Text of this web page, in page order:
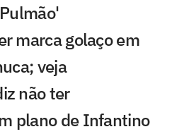
marca golaço em
veja
não ter
plano de Infantino